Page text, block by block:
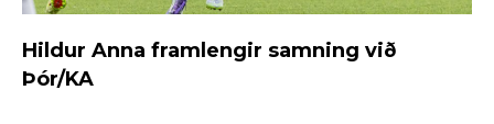
Hildur Anna framlengir samning við
Þór/KA